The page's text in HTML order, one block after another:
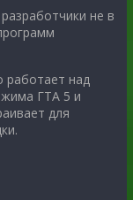
не в
работает над
ГТА 5 и
для